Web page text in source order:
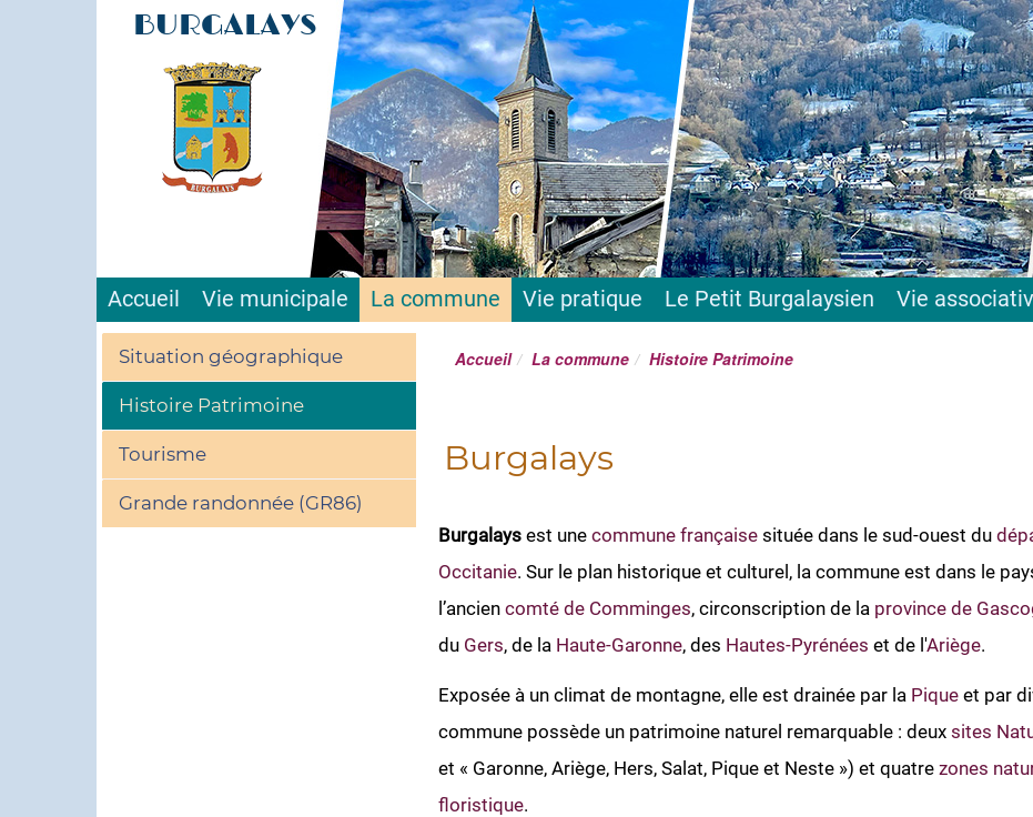
BURGALAYS
Site officiel mairie Burgalays
Accueil Vie municipale La commune Vie pratique Le Petit Burgalaysien Vie
Accueil La commune Histoire Patrimoine
Burgalays
Burgalaysest une commune françaisesituée dans le sud-ouest du
Occitanie. Sur le plan historique et culturel, la commune est dans le
l’ancien comté de Comminges, circonscription de la province de
du Gers, de la Haute-Garonne, des Hautes-Pyrénées et de l'Ariège.
Exposée à un climat de montagne, elle est drainée par la Piqueet par
commune possède un patrimoine naturel remarquable : deux sites
et « Garonne, Ariège, Hers, Salat, Pique et Neste ») et quatre zones
floristique.
Situation géographique
Histoire Patrimoine
Tourisme
Grande randonnée (GR86)